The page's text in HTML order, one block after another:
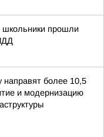
школьники прошли
направят более 10,5
и модернизацию